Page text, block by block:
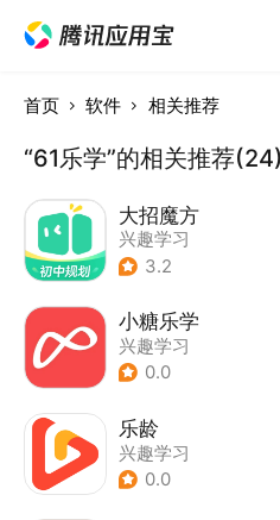
首页 软件 相关推荐
“61乐学”的相关推荐(24)
大招魔方
兴趣学习
3.2
小糖乐学
兴趣学习
0.0
乐龄
兴趣学习
0.0